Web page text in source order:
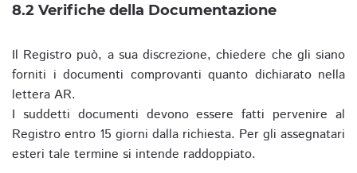
8.2 Verifiche della Documentazione
Il Registro può, a sua discrezione, chiedere che gli siano
forniti i documenti comprovanti quanto dichiarato nella
lettera AR.
I suddetti documenti devono essere fatti pervenire al
Registro entro 15 giorni dalla richiesta. Per gli assegnatari
esteri tale termine si intende raddoppiato.